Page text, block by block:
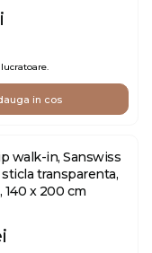
in cos
walk-in, Sanswiss
sticla transparenta,
140 x 200 cm